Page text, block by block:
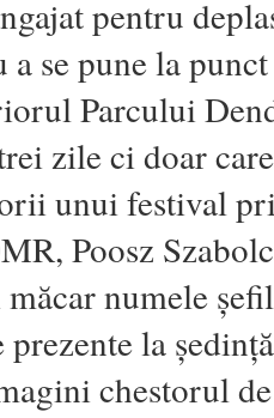
pentru
se pune la
Parcului
zile ci doar
unui festival
Poosz
numele
la
chestorul